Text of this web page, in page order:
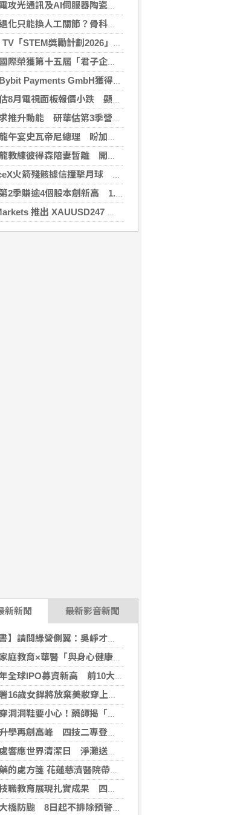
光通訊及AI伺服器陶瓷基板 明年業績看佳
換人工關節？骨科醫師解析「退化性關節炎」治療評估
劃2026」正式開始｜獲長隆度假區全力支持 推出《主題樂園有趣科學大探索》第二季及「長隆小科學家大獎」
第十五屆「君子企業獎」 卓越ESG及營商表現備受肯定
GmbH獲得電子貨幣機構牌照，Bybit.eu進一步拓展其在歐洲的業務布局
電視面板報價小跌 顯示器及NB面板持平
升動能 研華估第3季營收雙增、毛利率持穩
宴史瓦帝尼總理 盼加強各領域雙邊合作
練彼得森陪妻暫離 開啟台美往返模式
箭殘骸據信撞擊月球 無即時畫面暫難確認
賺逾4個股本創新高 1.87億元參與M31私募
推出 XAUUSD247 重新定義黃金交易時間
新新聞 最新影音新聞
問綠營側翼：吳崢才高中畢業，為何還要嘲諷羅廷瑋的碩士學歷？
育×華醫「與身心健康有約」8/8胡明芳分享「無齒之痛」
全球IPO募資新高 前10大美國占8席
女銲將放棄美妝穿上重裝！全國技能競賽奪牌
鞋要小心！藥師揭「假透氣」陷阱：黴菌溫床
再創高峰 四技二專登記分發錄取率達94％
應世界清潔日 淨灘送海龜抱枕開放報名
處方箋 花蓮慈濟醫院帶長者找回生活笑容
育展現扎實成果 四技二專登記分發錄取率創新高
防颱 8日起不排除預警性封閉機車道